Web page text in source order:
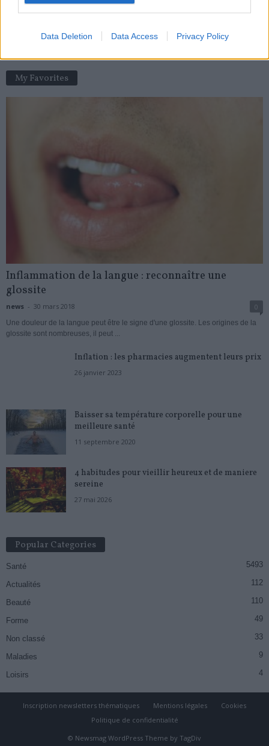
Data Deletion Data Access Privacy Policy
- 1 septembre 2020
3 conseils pour bien se réveiller le matin
My Favorites
Inflammation de la langue : reconnaître une
glossite
news - 30 mars 2018 0
Une douleur de la langue peut être le signe d'une glossite. Les origines de la
glossite sont nombreuses, il peut ...
Inflation : les pharmacies augmentent leurs prix
26 janvier 2023
Baisser sa température corporelle pour une
meilleure santé
11 septembre 2020
4 habitudes pour vieillir heureux et de maniere
sereine
27 mai 2026
Popular Categories
Santé 5493
Actualités 112
Beauté 110
Forme 49
Non classé 33
Maladies 9
Loisirs 4
Inscription newsletters thématiques Mentions légales
Cookies
Politique de confidentialité
© Newsmag WordPress Theme by TagDiv